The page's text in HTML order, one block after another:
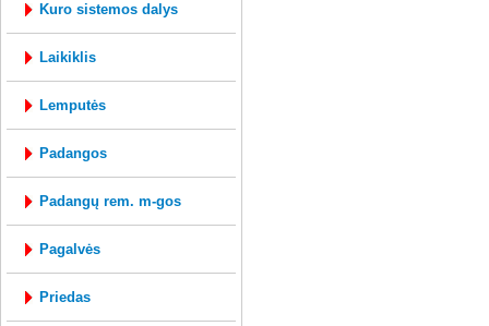
kuro sistemos dalys
laikiklis
lemputės
padangos
padangų rem. m-gos
pagalvės
priedas